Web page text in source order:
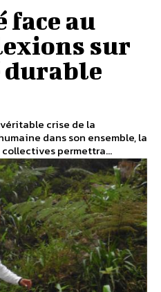
face au
sur
durable
crise de la
dans son ensemble, la
permettra...